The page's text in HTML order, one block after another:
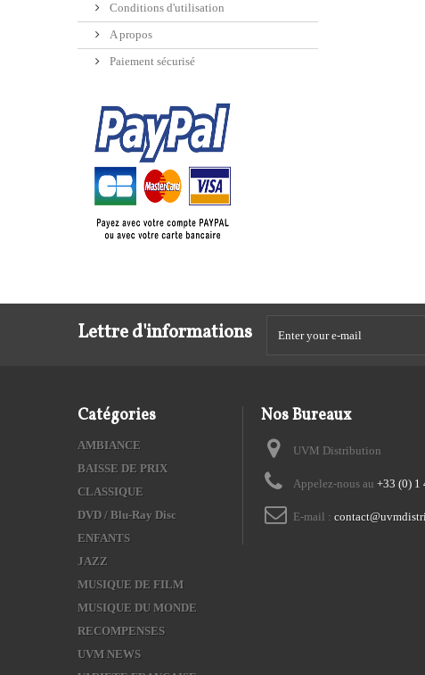
Conditions d'utilisation
A propos
Paiement sécurisé
Lettre d'informations
Catégories
AMBIANCE
BAISSE DE PRIX
CLASSIQUE
DVD / Blu-Ray Disc
ENFANTS
JAZZ
MUSIQUE DE FILM
MUSIQUE DU MONDE
RECOMPENSES
UVM NEWS
Nos Bureaux
UVM Distribution
Appelez-nous au +33 (0) 1
E-mail :